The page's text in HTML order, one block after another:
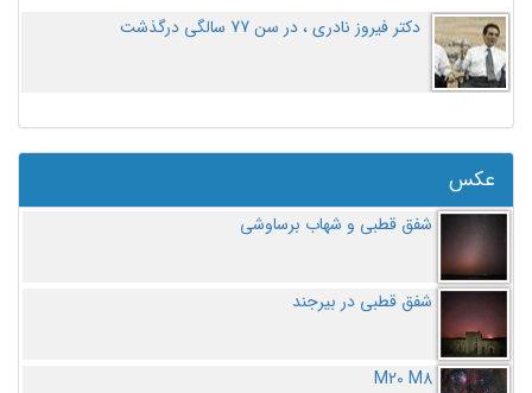
دکتر فیروز نادری ، در سن 77 سالگی درگذشت
عکس
شفق قطبی و شهاب برساوشی
شفق قطبی در بیرجند
M20 M8